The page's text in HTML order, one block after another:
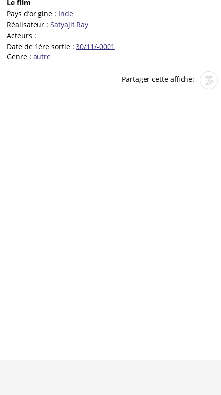
Le film
Pays d’origine : Inde
Réalisateur : Satyajit Ray
Acteurs :
Date de 1ère sortie : 30/11/-0001
Genre : autre
Partager cette affiche: